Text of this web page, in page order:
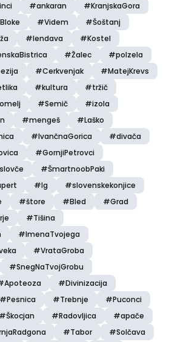
#ankaran
#KranjskaGora
#Videm
#Šoštanj
#lendava
#Kostel
#Žalec
#polzela
#Cerkvenjak
#MatejKrevs
#kultura
#tržič
#Semič
#izola
#mengeš
#Laško
#IvančnaGorica
#divača
#GornjiPetrovci
#ŠmartnoobPaki
#Ig
#slovenskekonjice
#štore #Bled
#Grad
#Tišina
#ImenaTvojega
#VrataGroba
#SnegNaTvojGrobu
#Divinizacija
#Pesnica #Trebnje
#Puconci
#Škocjan #Radovljica
#apače
#Tabor
#Solčava